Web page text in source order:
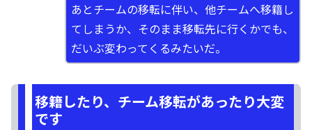
あとチームの移転に伴い、他チームへ移籍し
てしまうか、そのまま移転先に行くかでも、
だいぶ変わってくるみたいだ。
移籍したり、チーム移転があったり大変
です